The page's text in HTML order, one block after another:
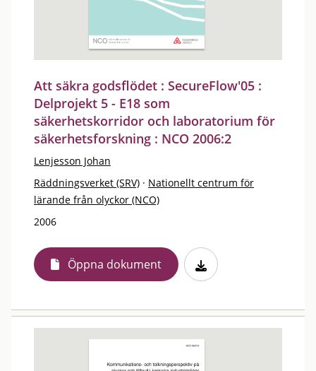
Att säkra godsflödet : SecureFlow'05 :
Delprojekt 5 - E18 som
säkerhetskorridor och laboratorium för
säkerhetsforskning : NCO 2006:2
Lenjesson Johan
Räddningsverket (SRV) · Nationellt centrum för
lärande från olyckor (NCO)
2006
Öppna dokument